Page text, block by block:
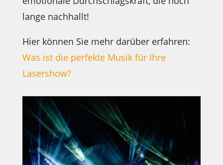
lange nachhallt!
Hier können Sie mehr darüber erfahren:
Was ist die perfekte Musik für Ihre
Lasershow?